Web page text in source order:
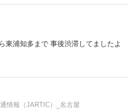
東浦知多まで 事後渋滞してましたよ
情報（JARTIC）_名古屋